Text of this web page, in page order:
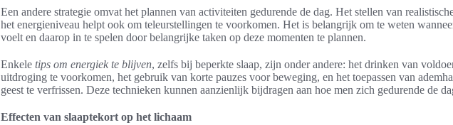
Een andere strategie omvat het plannen van activiteiten gedurende de dag. Het stellen van
het energieniveau helpt ook om teleurstellingen te voorkomen. Het is belangrijk om te weten
voelt en daarop in te spelen door belangrijke taken op deze momenten te plannen.
Enkele tips om energiek te blijven, zelfs bij beperkte slaap, zijn onder andere: het drinken van
uitdroging te voorkomen, het gebruik van korte pauzes voor beweging, en het toepassen van
geest te verfrissen. Deze technieken kunnen aanzienlijk bijdragen aan hoe men zich gedurende de
Effecten van slaaptekort op het lichaam